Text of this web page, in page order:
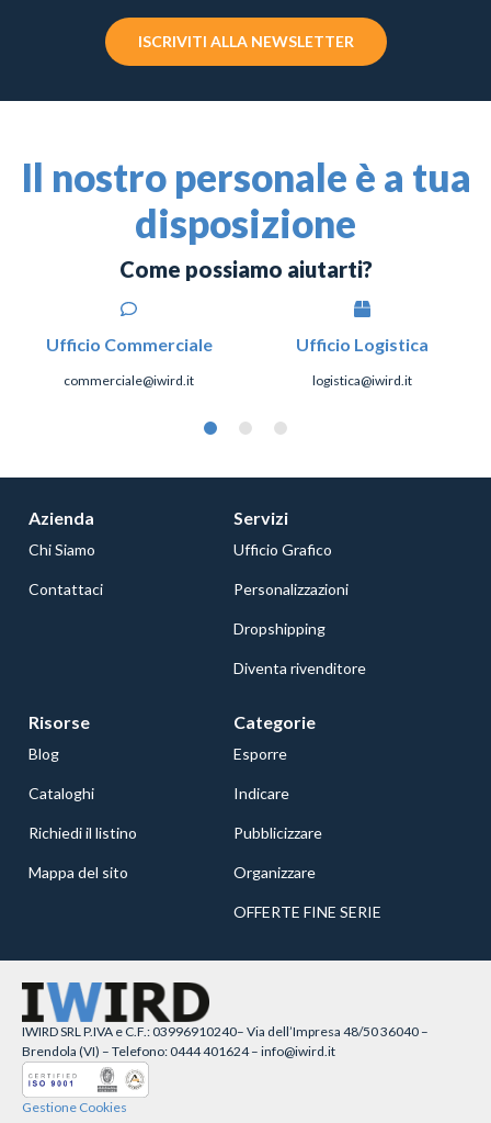
ISCRIVITI ALLA NEWSLETTER
Il nostro personale è a tua
disposizione
Come possiamo aiutarti?
Ufficio Commerciale
commerciale@iwird.it
Ufficio Logistica
logistica@iwird.it
Azienda
Chi Siamo
Contattaci
Servizi
Ufficio Grafico
Personalizzazioni
Dropshipping
Diventa rivenditore
Risorse
Blog
Cataloghi
Richiedi il listino
Mappa del sito
Categorie
Esporre
Indicare
Pubblicizzare
Organizzare
OFFERTE FINE SERIE
IWIRD SRL P.IVA e C.F.: 03996910240– Via dell’Impresa 48/50 36040 –
Brendola (VI) – Telefono: 0444 401624 – info@iwird.it
Gestione Cookies